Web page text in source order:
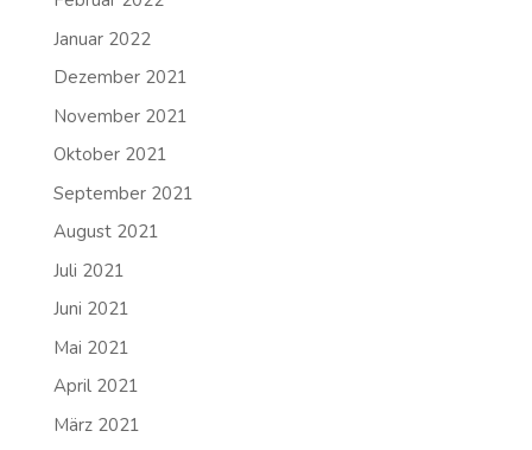
Januar 2022
Dezember 2021
November 2021
Oktober 2021
September 2021
August 2021
Juli 2021
Juni 2021
Mai 2021
April 2021
März 2021